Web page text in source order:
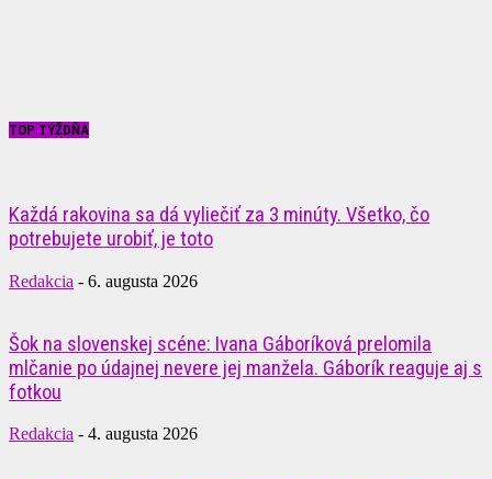
TOP TÝŽDŇA
Každá rakovina sa dá vyliečiť za 3 minúty. Všetko, čo
potrebujete urobiť, je toto
Redakcia - 6. augusta 2026
Šok na slovenskej scéne: Ivana Gáboríková prelomila
mlčanie po údajnej nevere jej manžela. Gáborík reaguje aj s
fotkou
Redakcia - 4. augusta 2026